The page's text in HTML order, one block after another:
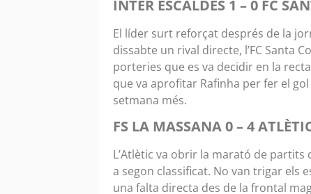
INTER ESCALDES 1 – 0 FC
El líder surt reforçat després de la
dissabte un rival directe, l’FC Santa
porteries que es va decidir en la
que va aprofitar Rafinha per fer el
setmana més.
FS LA MASSANA 0 – 4
L’Atlètic va obrir la marató de
a segon classificat. No van trigar els
una falta directa des de la frontal